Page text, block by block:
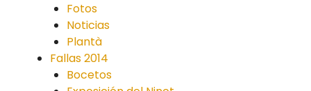
Fotos
Noticias
Plantà
Fallas 2014
Bocetos